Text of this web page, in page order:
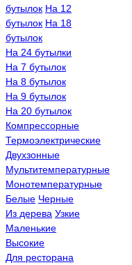
бутылок На 12
бутылок На 18
бутылок
На 24 бутылки
На 7 бутылок
На 8 бутылок
На 9 бутылок
На 20 бутылок
Компрессорные
Термоэлектрические
Двухзонные
Мультитемпературные
Монотемпературные
Белые Черные
Из дерева Узкие
Маленькие
Высокие
Для ресторана